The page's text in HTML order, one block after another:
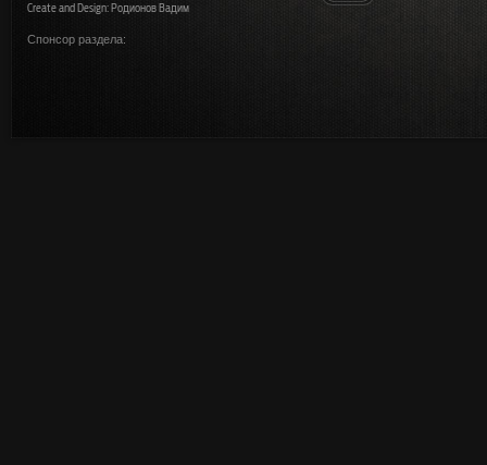
Create and Design: Родионов Вадим
Спонсор раздела: